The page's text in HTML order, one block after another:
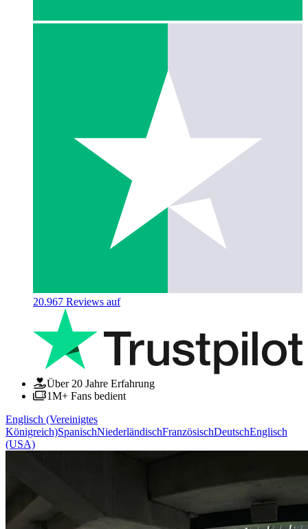
20.967 Reviews auf
Über 20 Jahre Erfahrung
1M+ Fans bedient
Englisch (Vereinigtes
Königreich)SpanischNiederländischFranzösischDeutschEnglisch
(USA)